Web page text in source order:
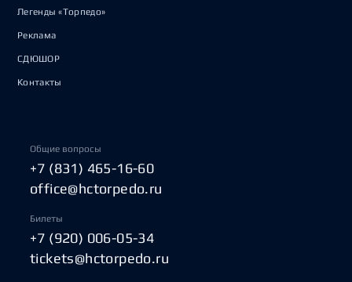
Легенды «Торпедо»
Реклама
СДЮШОР
Контакты
Общие вопросы
+7 (831) 465-16-60
office@hctorpedo.ru
Билеты
+7 (920) 006-05-34
tickets@hctorpedo.ru